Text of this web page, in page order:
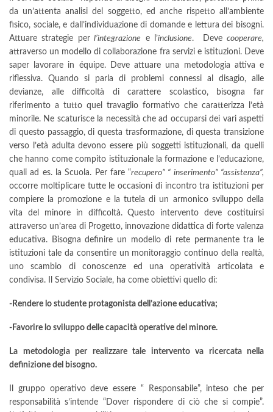
da un’attenta analisi del soggetto, ed anche rispetto all’ambiente
fisico, sociale, e dall’individuazione di domande e lettura dei bisogni.
Attuare strategie perl’integrazione e l’inclusione. Deve cooperare,
attraverso un modello di collaborazione fra servizi e istituzioni. Deve
saper lavorare in équipe. Deve attuare una metodologia attiva e
riflessiva. Quando si parla di problemi connessi al disagio, alle
devianze, alle difficoltà di carattere scolastico, bisogna far
riferimento a tutto quel travaglio formativo che caratterizza l’età
minorile. Ne scaturisce la necessità che ad occuparsi dei vari aspetti
di questo passaggio, di questa trasformazione, di questa transizione
verso l’età adulta devono essere più soggetti istituzionali, da quelli
che hanno come compito istituzionale la formazione e l’educazione,
quali ad es. la Scuola. Per fare “recupero” “ inserimento” “assistenza”,
occorre moltiplicare tutte le occasioni di incontro tra istituzioni per
compiere la promozione e la tutela di un armonico sviluppo della
vita del minore in difficoltà. Questo intervento deve costituirsi
attraverso un’area di Progetto, innovazione didattica di forte valenza
educativa. Bisogna definire un modello di rete permanente tra le
istituzioni tale da consentire un monitoraggio continuo della realtà,
uno scambio di conoscenze ed una operatività articolata e
condivisa. Il Servizio Sociale, ha come obiettivi quello di:
-Rendere lo studente protagonista dell’azione educativa;
-Favorire lo sviluppo delle capacità operative del minore.
La metodologia per realizzare tale intervento va ricercata nella
definizione del bisogno.
Il gruppo operativo deve essere “ Responsabile”, inteso che per
responsabilità s’intende “Dover rispondere di ciò che si compie”.